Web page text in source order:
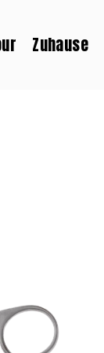
Zuhause